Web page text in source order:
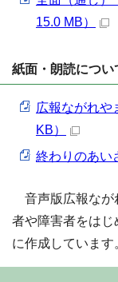
15.0 MB）
紙面・朗読につい
広報ながれや
KB）
終わりのあい
音声版広報なが
者や障害者をは
に作成しています